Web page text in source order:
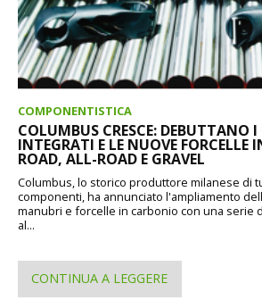
COMPONENTISTICA
COLUMBUS CRESCE: DEBUTTANO
INTEGRATI E LE NUOVE FORCELLE
ROAD, ALL-ROAD E GRAVEL
Columbus, lo storico produttore milanese di
componenti, ha annunciato l'ampliamento
manubri e forcelle in carbonio con una serie
al...
CONTINUA A LEGGERE